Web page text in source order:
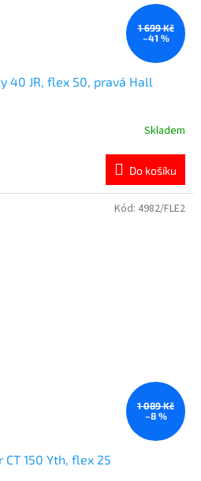
1 699 Kč
–41 %
40 JR, flex 50, pravá Hall
Skladem
Do košíku
1 089 Kč
–8 %
CT 150 Yth, flex 25
Kód: 4982/FLE2